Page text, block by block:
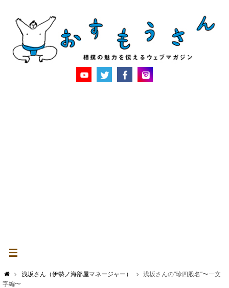
浅坂さん（伊勢ノ海部屋マネージャー）
浅坂さんの“珍四股名”〜一文
字編〜